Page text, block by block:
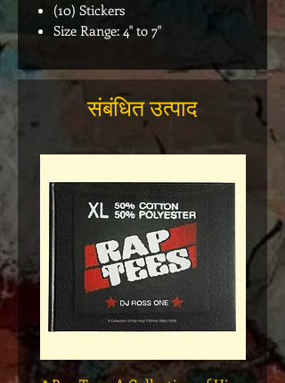
(10) Stickers
Size Range: 4" to 7"
संबंधित उत्पाद